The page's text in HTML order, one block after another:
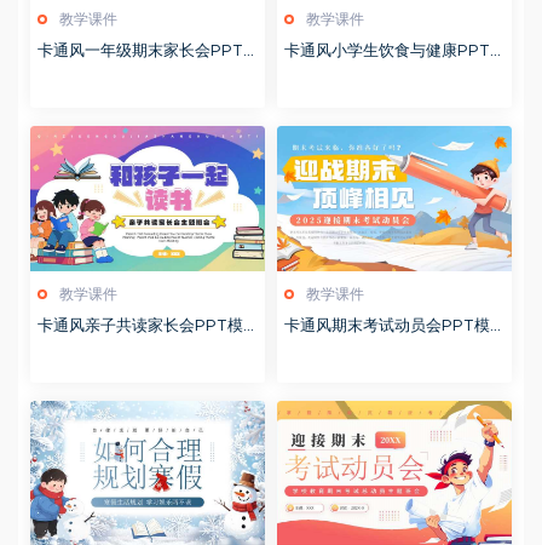
教学课件
卡通风一年级期末家长会PPT
教学课件
卡通风小学生饮食与健康PPT
教学课件
卡通风亲子共读家长会PPT模
教学课件
卡通风期末考试动员会PPT模